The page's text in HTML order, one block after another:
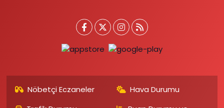
Nöbetçi Eczaneler
Hava Durumu